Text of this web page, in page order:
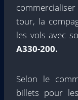
tour, la
les vols avec
A330-200.
Selon le
billets pour